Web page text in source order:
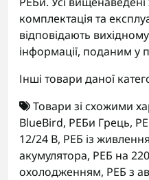
комплектація та
відповідають
інформації, поданим у
Інші товари даної
Товари зі схожими
BlueBird, РЕБи Грець,
12/24 В, РЕБ із
акумулятора, РЕБ на
охолодженням, РЕБ з